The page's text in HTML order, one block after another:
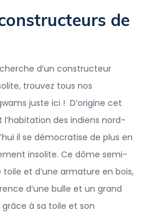
de
d’un constructeur
trouvez tous nos
juste ici ! D’origine cet
des indiens nord-
il se démocratise de plus en
insolite. Ce dôme semi-
et d’une armature en bois,
d’une bulle et un grand
à sa toile et son